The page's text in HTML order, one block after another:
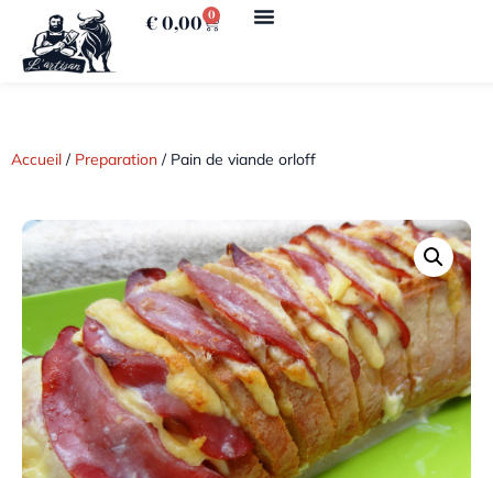
€0,00 0
Accueil / Preparation / Pain de viande orloff